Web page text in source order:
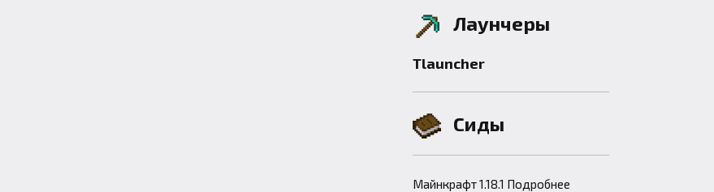
Лаунчеры
Tlauncher
Сиды
Майнкрафт 1.18.1 Подробнее